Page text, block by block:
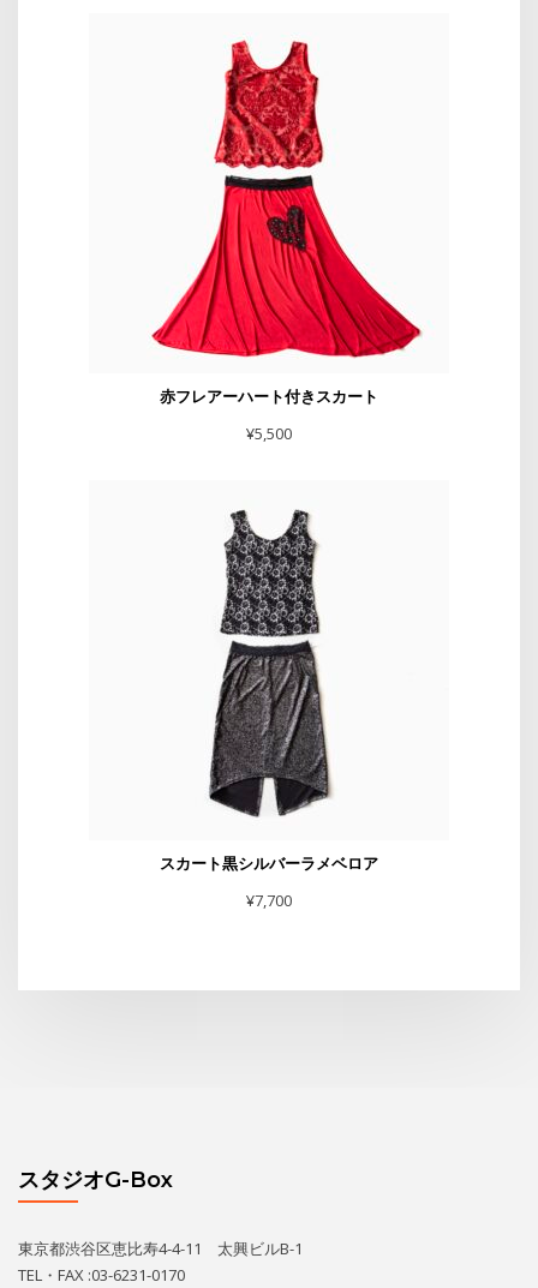
赤フレアーハート付きスカート
¥5,500
スカート黒シルバーラメベロア
¥7,700
スタジオG-Box
東京都渋谷区恵比寿4-4-11 太興ビルB-1
TEL・FAX :03-6231-0170